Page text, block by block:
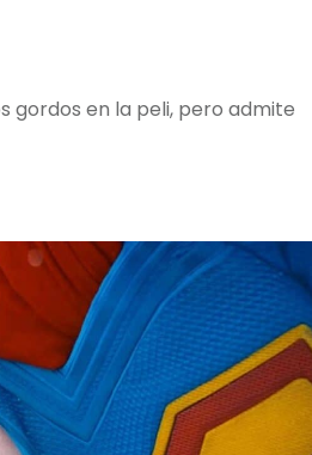
gordos en la peli, pero admite